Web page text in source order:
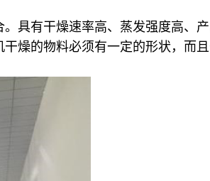
具有干燥速率高、蒸发强度高、
燥的物料必须有一定的形状，而